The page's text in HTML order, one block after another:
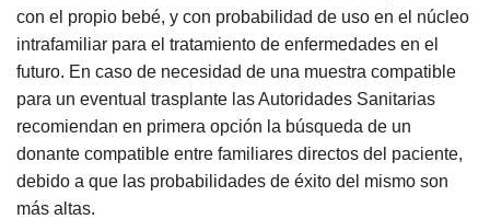
con el propio bebé, y con probabilidad de uso en el núcleo
intrafamiliar para el tratamiento de enfermedades en el
futuro. En caso de necesidad de una muestra compatible
para un eventual trasplante las Autoridades Sanitarias
recomiendan en primera opción la búsqueda de un
donante compatible entre familiares directos del paciente,
debido a que las probabilidades de éxito del mismo son
más altas.